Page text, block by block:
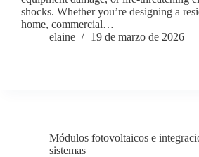
shocks. Whether you’re designing a
home, commercial…
elaine
19 de marzo de 2026
Módulos fotovoltaicos e
sistemas